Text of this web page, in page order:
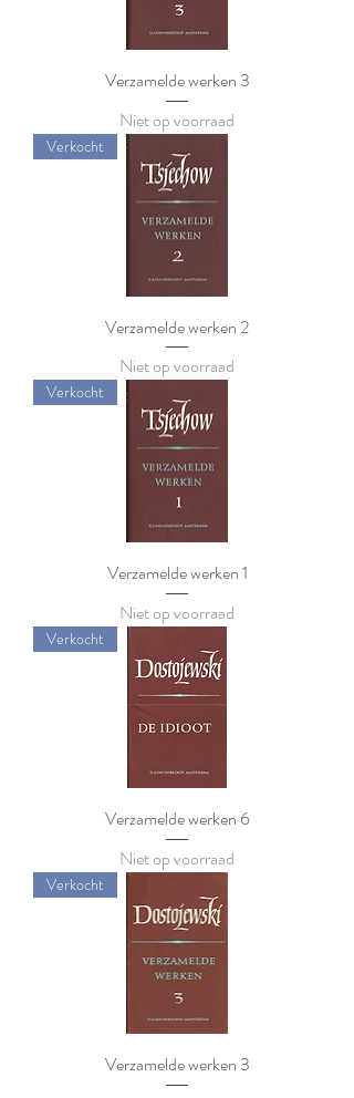
Verzamelde werken 3
Niet op voorraad
Verkocht
Verzamelde werken 2
Niet op voorraad
Verkocht
Verzamelde werken 1
Niet op voorraad
Verkocht
Verzamelde werken 6
Niet op voorraad
Verkocht
Verzamelde werken 3